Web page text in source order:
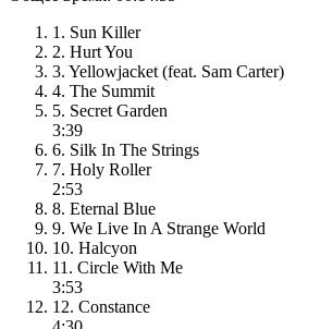
1. Sun Killer
2. Hurt You
3. Yellowjacket (feat. Sam Carter)
4. The Summit
5. Secret Garden
3:39
6. Silk In The Strings
7. Holy Roller
2:53
8. Eternal Blue
9. We Live In A Strange World
10. Halcyon
11. Circle With Me
3:53
12. Constance